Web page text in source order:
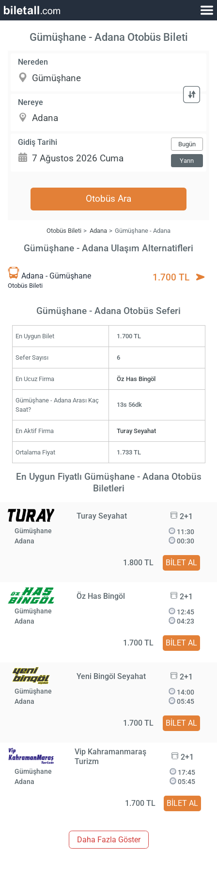
Gümüşhane - Adana Otobüs Bileti
Nereden
Nereye
Gidiş Tarihi Bugün
Yarın
Otobüs Ara
Otobüs Bileti Adana Gümüşhane - Adana
Gümüşhane - Adana Ulaşım Alternatifleri
Adana - Gümüşhane
Otobüs Bileti
1.700 TL
Gümüşhane - Adana Otobüs Seferi
En Uygun Bilet 1.700 TL
Sefer Sayısı 6
En Ucuz Firma Öz Has Bingöl
Gümüşhane - Adana Arası Kaç
Saat?
13s 56dk
En Aktif Firma Turay Seyahat
Ortalama Fiyat 1.733 TL
En Uygun Fiyatlı Gümüşhane - Adana Otobüs
Biletleri
Turay Seyahat 2+1
Gümüşhane
Adana
11:30
00:30
1.800 TL BİLET AL
Öz Has Bingöl 2+1
Gümüşhane
Adana
12:45
04:23
1.700 TL BİLET AL
Yeni Bingöl Seyahat 2+1
Gümüşhane
Adana
14:00
05:45
1.700 TL BİLET AL
Vip Kahramanmaraş
Turizm
2+1
Gümüşhane
Adana
17:45
05:45
1.700 TL BİLET AL
Daha Fazla Göster